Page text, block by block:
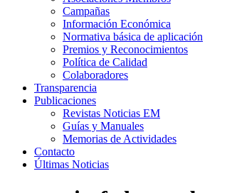
Campañas
Información Económica
Normativa básica de aplicación
Premios y Reconocimientos
Política de Calidad
Colaboradores
Transparencia
Publicaciones
Revistas Noticias EM
Guías y Manuales
Memorias de Actividades
Contacto
Últimas Noticias